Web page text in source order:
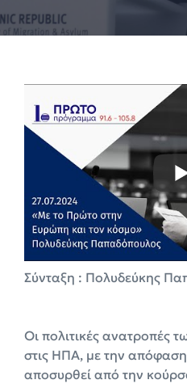
Σύνταξη : Πολυδεύκης
Οι πολιτικές ανατροπές
στις ΗΠΑ, με την
αποσυρθεί από την